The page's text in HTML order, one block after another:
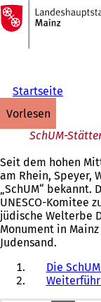
Inhalt anspringen
Zur
Startseite
Startseite
vorlesen
SchUM-
Seit dem hohen
am Rhein, Speyer,
„SchUM“ bekannt.
UNESCO-Komitee
jüdische Welterbe
Monument in
Judensand.
Die